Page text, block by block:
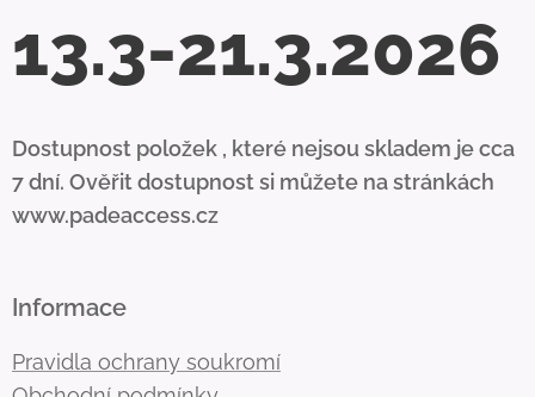
13.3-21.3.2026
Dostupnost položek , které nejsou skladem je cca
7 dní. Ověřit dostupnost si můžete na stránkách
www.padeaccess.cz
Informace
Pravidla ochrany soukromí